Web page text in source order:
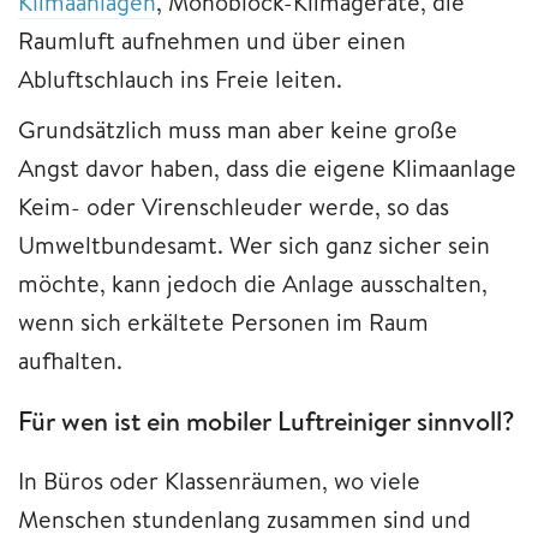
Raumluft aufnehmen und über einen
Abluftschlauch ins Freie leiten.
Grundsätzlich muss man aber keine große
Angst davor haben, dass die eigene Klimaanlage
Keim- oder Virenschleuder werde, so das
Umweltbundesamt. Wer sich ganz sicher sein
möchte, kann jedoch die Anlage ausschalten,
wenn sich erkältete Personen im Raum
aufhalten.
Für wen ist ein mobiler Luftreiniger sinnvoll?
In Büros oder Klassenräumen, wo viele
Menschen stundenlang zusammen sind und